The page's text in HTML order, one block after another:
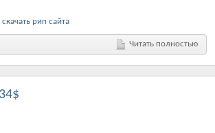
скачать рип сайта
Читать полностью